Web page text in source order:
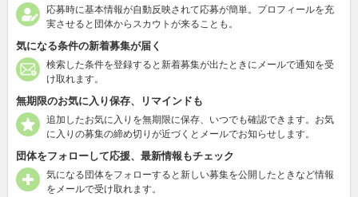
応募時に基本情報が自動反映されて応募が簡単。プロフィールを充
実させると団体からスカウトが来ることも。
気になる条件の新着募集が届く
検索した条件を登録すると新着募集が出たときにメールで通知を受
け取れます。
無期限のお気に入り保存、リマインドも
追加したお気に入りを無期限に保存、いつでも確認できます。お気
に入りの募集の締め切りが近づくとメールでお知らせします。
団体をフォローして応援、最新情報もチェック
気になる団体をフォローすると新しい募集を公開したときなど情報
をメールで受け取れます。